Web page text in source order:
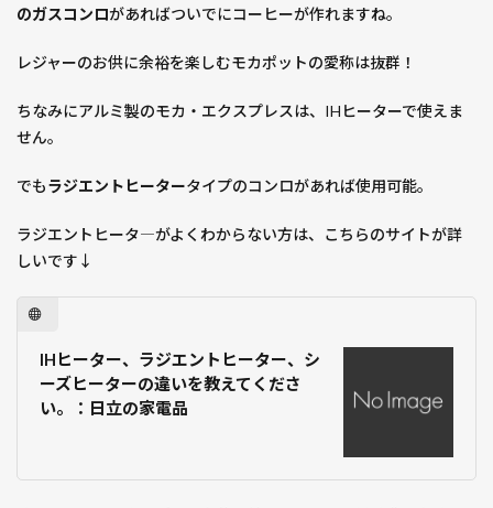
のガスコンロがあればついでにコーヒーが作れますね。
レジャーのお供に余裕を楽しむモカポットの愛称は抜群！
ちなみにアルミ製のモカ・エクスプレスは、IHヒーターで使えま
せん。
でもラジエントヒータータイプのコンロがあれば使用可能。
ラジエントヒータ―がよくわからない方は、こちらのサイトが詳
しいです↓
IHヒーター、ラジエントヒーター、シ
ーズヒーターの違いを教えてくださ
い。：日立の家電品